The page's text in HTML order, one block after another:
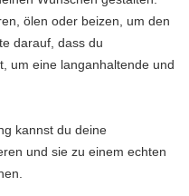
ölen oder beizen, um den
darauf, dass du
um eine langanhaltende und
kannst du deine
und sie zu einem echten